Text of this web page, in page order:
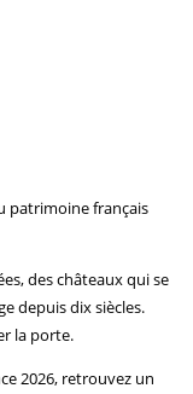
patrimoine français
des châteaux qui se
depuis dix siècles.
la porte.
2026, retrouvez un